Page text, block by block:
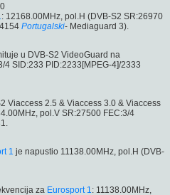
: 12168.00MHz, pol.H (DVB-S2 SR:26970
Portugalski- Mediaguard 3).
u DVB-S2 VideoGuard na
4 SID:233 PID:2233[MPEG-4]/2333
Viaccess 2.5 & Viaccess 3.0 & Viaccess
pol.V SR:27500 FEC:3/4
1 je napustio 11138.00MHz, pol.H (DVB-
za Eurosport 1: 11138.00MHz,